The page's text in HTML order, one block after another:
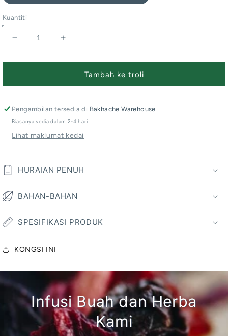
Kuantiti
Kurangkan
untuk
Elixir
Infusion
Tingkatkan
untuk
Elixir
Infusion
Tambah ke troli
Pengambilan tersedia di Bakhache Warehouse
Biasanya sedia dalam 2-4 hari
Lihat maklumat kedai
HURAIAN PENUH
BAHAN-BAHAN
SPESIFIKASI PRODUK
KONGSI INI
Infusi Buah dan Herba
Kami